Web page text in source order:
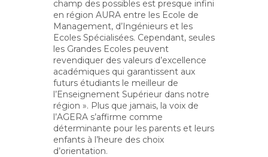
champ des possibles est presque infini
en région AURA entre les Ecole de
Management, d’Ingénieurs et les
Ecoles Spécialisées. Cependant, seules
les Grandes Ecoles peuvent
revendiquer des valeurs d’excellence
académiques qui garantissent aux
futurs étudiants le meilleur de
l’Enseignement Supérieur dans notre
région ». Plus que jamais, la voix de
l’AGERA s’affirme comme
déterminante pour les parents et leurs
enfants à l’heure des choix
d’orientation.